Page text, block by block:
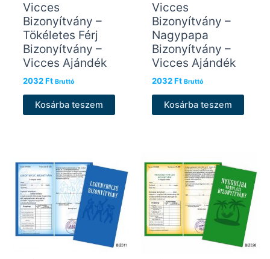
Vicces
Bizonyítvány –
Tökéletes Férj
Bizonyítvány –
Vicces Ajándék
2032Ft Bruttó
Kosárba teszem
Vicces
Bizonyítvány –
Nagypapa
Bizonyítvány –
Vicces Ajándék
2032Ft Bruttó
Kosárba teszem